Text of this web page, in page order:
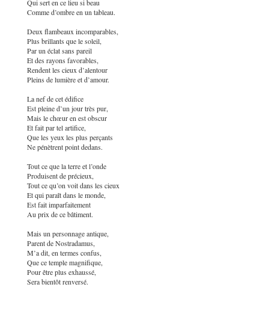
Qui sert en ce lieu si beau
Comme d’ombre en un tableau.
Deux flambeaux incomparables,
Plus brillants que le soleil,
Par un éclat sans pareil
Et des rayons favorables,
Rendent les cieux d’alentour
Pleins de lumière et d’amour.
La nef de cet édifice
Est pleine d’un jour très pur,
Mais le chœur en est obscur
Et fait par tel artifice,
Que les yeux les plus perçants
Ne pénètrent point dedans.
Tout ce que la terre et l’onde
Produisent de précieux,
Tout ce qu’on voit dans les cieux
Et qui paraît dans le monde,
Est fait imparfaitement
Au prix de ce bâtiment.
Mais un personnage antique,
Parent de Nostradamus,
M’a dit, en termes confus,
Que ce temple magnifique,
Pour être plus exhaussé,
Sera bientôt renversé.